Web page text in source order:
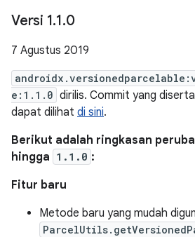
Versi 1.1.0
7 Agustus 2019
e:1.1.0 dirilis. Commit yang
dapat dilihat di sini.
Berikut adalah ringkasan
hingga 1.1.0 :
Fitur baru
Metode baru yang mudah